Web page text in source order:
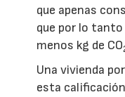
que apenas
que por lo
menos kg de CO
Una vivienda
esta